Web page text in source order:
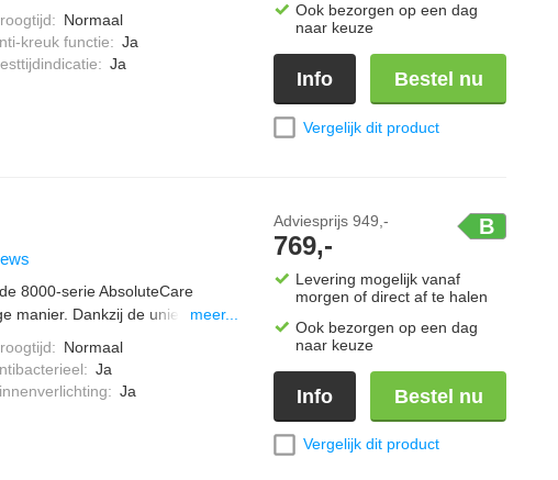
stoffen langer mooi blijven. Het
katoen en synthetica drogen
PreciseDry-sensoren wordt de
: Normaal
kreuk functie: Ja
: Ja
Ook bezorgen op een dag
naar keuze
Info Bestel nu
Vergelijk dit product
8000-serie AbsoluteCare
manier. Dankzij de unieke
hun werking. Met MixDry
ze drogen samen gelijkmatig en
meer...
: Normaal
: Ja
: Ja
B
Adviesprijs 949,-
769,-
Levering mogelijk vanaf
morgen of direct af te halen
Ook bezorgen op een dag
naar keuze
Info Bestel nu
Vergelijk dit product